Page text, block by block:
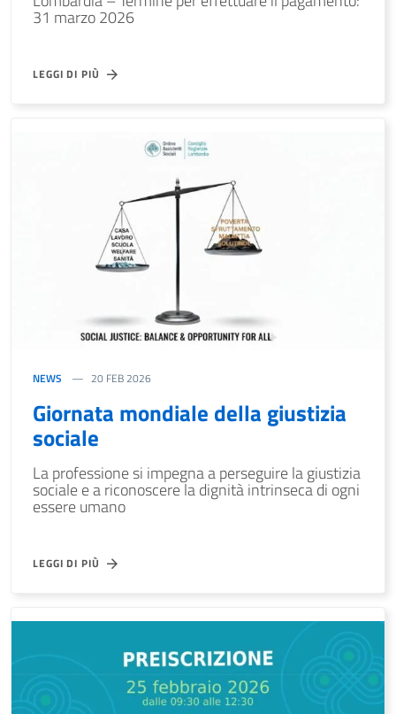
31 marzo 2026
LEGGI DI PIÙ
NEWS 20 FEB 2026
Giornata mondiale della giustizia
sociale
La professione si impegna a perseguire la giustizia
sociale e a riconoscere la dignità intrinseca di ogni
essere umano
LEGGI DI PIÙ